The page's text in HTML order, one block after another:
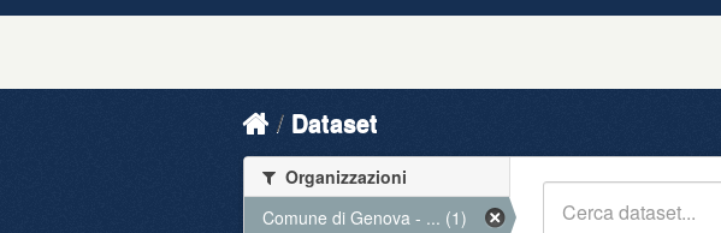
Dataset
Organizzazioni
Comune di Genova - ... (1)